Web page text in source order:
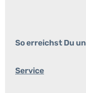
So erreichst Du
Service